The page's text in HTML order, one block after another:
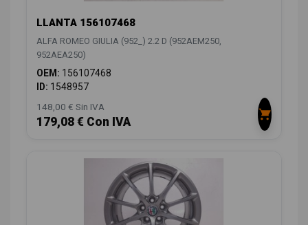
LLANTA 156107468
ALFA ROMEO GIULIA (952_) 2.2 D (952AEM250,
952AEA250)
OEM: 156107468
ID: 1548957
148,00 € Sin IVA
179,08 € Con IVA